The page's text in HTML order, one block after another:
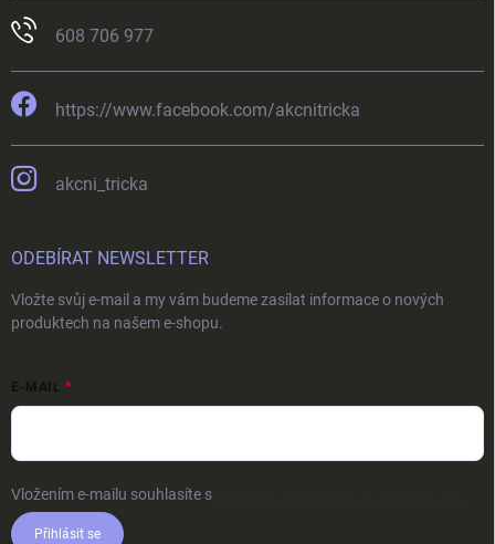
608 706 977
https://www.facebook.com/akcnitricka
akcni_tricka
ODEBÍRAT NEWSLETTER
Vložte svůj e-mail a my vám budeme zasílat informace o nových
produktech na našem e-shopu.
E-MAIL
Vložením e-mailu souhlasíte s
Přihlásit se